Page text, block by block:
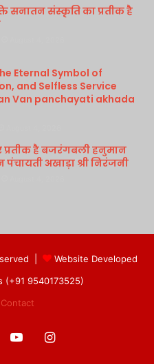
सनातन संस्कृति का प्रतीक है
Eternal Symbol of
and Selfless Service
Van panchayati akhada
प्रतीक है बजरंगबली हनुमान
अखाड़ा श्री निरंजनी
|
Website Developed
(+91 9540173525)
Contact
YouTubeInstagram